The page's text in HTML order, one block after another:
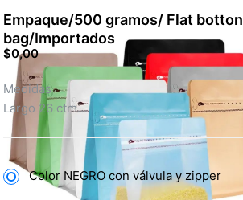
Empaque/500 gramos/ Flat botton
bag/Importados
$0,00
Medidas
Largo 26 ctm
Ancho  13,5 ctm
Fuelle  7,5 ctm
Color NEGRO con válvula y zipper